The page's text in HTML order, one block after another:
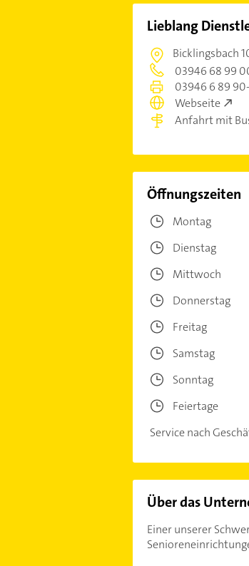
Lieblang
Bicklingsbach
03946 68 99
03946 6 89
Webseite
Anfahrt mit
Öffnungszeiten
Montag
Dienstag
Mittwoch
Donnerstag
Freitag
Samstag
Sonntag
Feiertage
Service nach
Über das
Einer unserer